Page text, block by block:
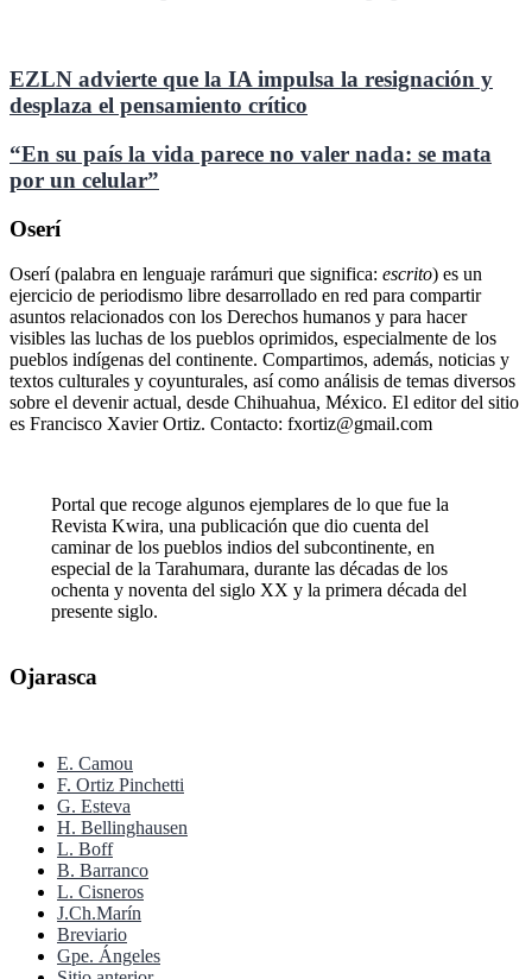
EZLN advierte que la IA impulsa la resignación y
desplaza el pensamiento crítico
“En su país la vida parece no valer nada: se mata
por un celular”
Oserí
Oserí (palabra en lenguaje rarámuri que significa: escrito) es un
ejercicio de periodismo libre desarrollado en red para compartir
asuntos relacionados con los Derechos humanos y para hacer
visibles las luchas de los pueblos oprimidos, especialmente de los
pueblos indígenas del continente. Compartimos, además, noticias y
textos culturales y coyunturales, así como análisis de temas diversos
sobre el devenir actual, desde Chihuahua, México. El editor del sitio
es Francisco Xavier Ortiz. Contacto: fxortiz@gmail.com
Portal que recoge algunos ejemplares de lo que fue la
Revista Kwira, una publicación que dio cuenta del
caminar de los pueblos indios del subcontinente, en
especial de la Tarahumara, durante las décadas de los
ochenta y noventa del siglo XX y la primera década del
presente siglo.
Ojarasca
E. Camou
F. Ortiz Pinchetti
G. Esteva
H. Bellinghausen
L. Boff
B. Barranco
L. Cisneros
J.Ch.Marín
Breviario
Gpe. Ángeles